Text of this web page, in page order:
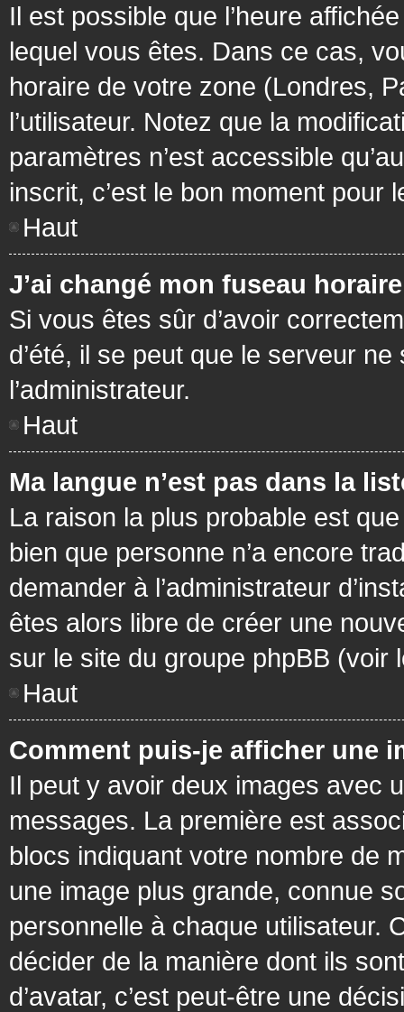
Il est possible que l’heure
lequel vous êtes. Dans ce cas,
horaire de votre zone (Londres,
l’utilisateur. Notez que la
paramètres n’est accessible
inscrit, c’est le bon moment pour
Haut
J’ai changé mon fuseau
Si vous êtes sûr d’avoir
d’été, il se peut que le serveur
l’administrateur.
Haut
Ma langue n’est pas dans la
La raison la plus probable est
bien que personne n’a encore
demander à l’administrateur
êtes alors libre de créer une
sur le site du groupe phpBB (voir
Haut
Comment puis-je afficher une
Il peut y avoir deux images avec
messages. La première est
blocs indiquant votre nombre de
une image plus grande, connue
personnelle à chaque utilisateur.
décider de la manière dont ils
d’avatar, c’est peut-être une